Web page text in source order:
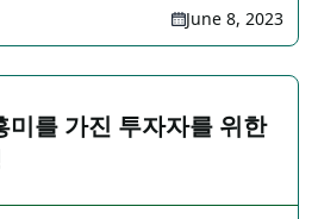
June 8, 2023
를 가진 투자자를 위한